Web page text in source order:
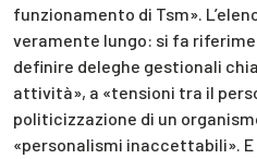
funzionamento di Tsm».
veramente lungo: si fa
definire deleghe gestionali
attività», a «tensioni tra il
politicizzazione di un
«personalismi inaccettabili».